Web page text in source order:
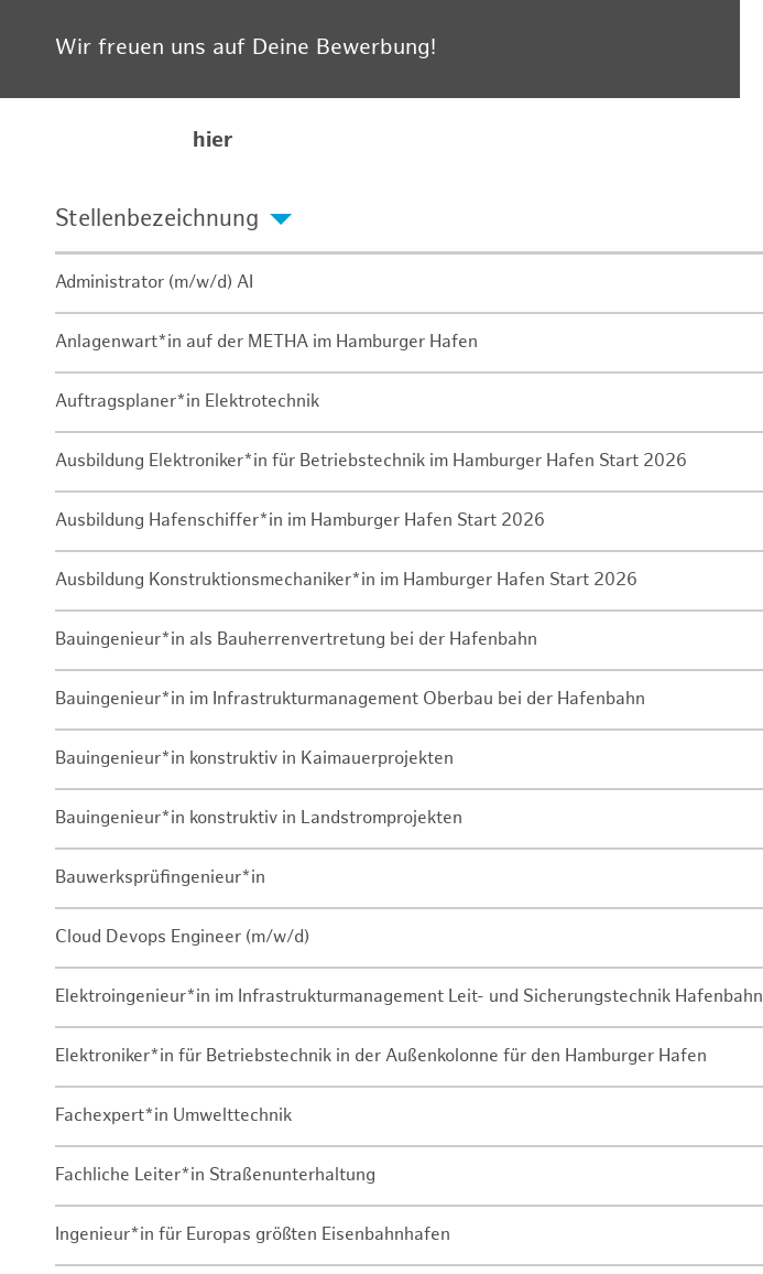
Wir freuen uns auf Deine Bewerbung!
hier
Stellenbezeichnung
Administrator (m/w/d) AI
Anlagenwart*in auf der METHA im Hamburger Hafen
Auftragsplaner*in Elektrotechnik
Ausbildung Elektroniker*in für Betriebstechnik im Hamburger Hafen Start 2026
Ausbildung Hafenschiffer*in im Hamburger Hafen Start 2026
Ausbildung Konstruktionsmechaniker*in im Hamburger Hafen Start 2026
Bauingenieur*in als Bauherrenvertretung bei der Hafenbahn
Bauingenieur*in im Infrastrukturmanagement Oberbau bei der Hafenbahn
Bauingenieur*in konstruktiv in Kaimauerprojekten
Bauingenieur*in konstruktiv in Landstromprojekten
Bauwerksprüfingenieur*in
Cloud Devops Engineer (m/w/d)
Elektroingenieur*in im Infrastrukturmanagement Leit- und Sicherungstechnik Hafenbahn
Elektroniker*in für Betriebstechnik in der Außenkolonne für den Hamburger Hafen
Fachexpert*in Umwelttechnik
Fachliche Leiter*in Straßenunterhaltung
Ingenieur*in für Europas größten Eisenbahnhafen